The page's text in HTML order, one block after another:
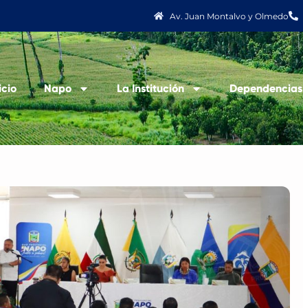
Av. Juan Montalvo y Olmedo
Napo La Institución Dependencias